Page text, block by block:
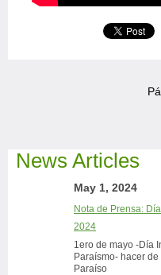
News Articles
May 1, 2024
Nota de Prensa:
2024
1ero de mayo -Día
Paraísmo- hacer
Paraíso